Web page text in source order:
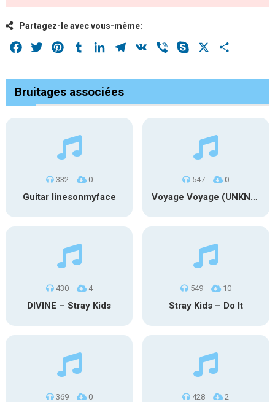
Partagez-le avec vous-même:
Facebook
Twitter PinterestTumblrLinkedInTelegram
VK Viber Skype
Bruitages associées
332 0
Guitar linesonmyface
547 0
Voyage Voyage (UNKNX) Cover
430 4
DIVINE – Stray Kids
549 10
Stray Kids – Do It
369 0 428 2